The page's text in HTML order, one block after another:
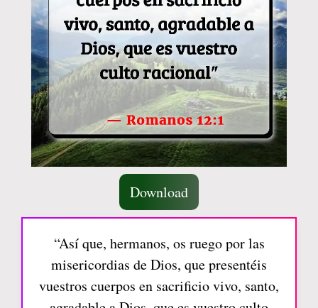
Download
“Así que, hermanos, os ruego por las
misericordias de Dios, que presentéis
vuestros cuerpos en sacrificio vivo, santo,